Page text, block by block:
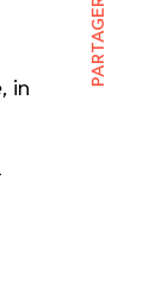
, in
PARTAGER